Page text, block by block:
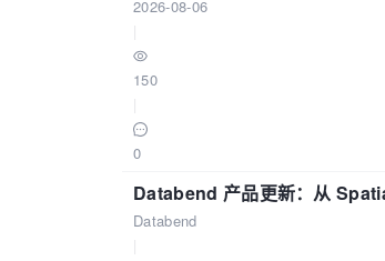
2026-08-06
150
0
Databend 产品更新：从
Databend